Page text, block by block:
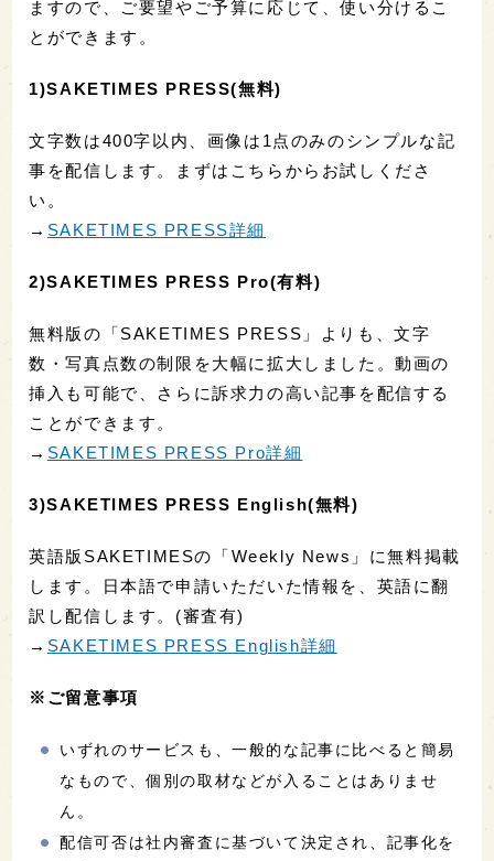
ますので、ご要望やご予算に応じて、使い分けるこ
とができます。
1)SAKETIMES PRESS(無料)
文字数は400字以内、画像は1点のみのシンプルな記
事を配信します。まずはこちらからお試しくださ
い。
→ SAKETIMES PRESS詳細
2)SAKETIMES PRESS Pro(有料)
無料版の「SAKETIMES PRESS」よりも、文字
数・写真点数の制限を大幅に拡大しました。動画の
挿入も可能で、さらに訴求力の高い記事を配信する
ことができます。
→ SAKETIMES PRESS Pro詳細
3)SAKETIMES PRESS English(無料)
英語版SAKETIMESの「Weekly News」に無料掲載
します。日本語で申請いただいた情報を、英語に翻
訳し配信します。(審査有)
→ SAKETIMES PRESS English詳細
※ご留意事項
いずれのサービスも、一般的な記事に比べると簡易
なもので、個別の取材などが入ることはありませ
ん。
配信可否は社内審査に基づいて決定され、記事化を